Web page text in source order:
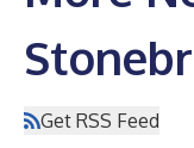
Get RSS Feed